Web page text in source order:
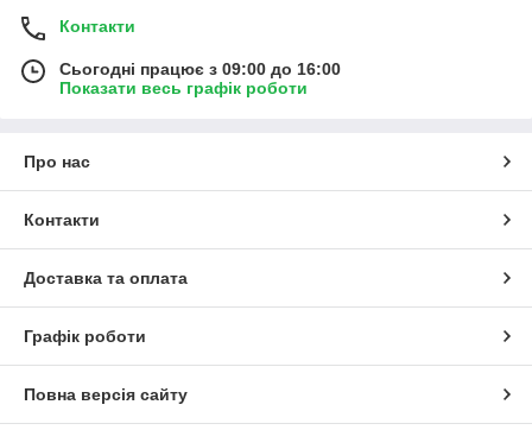
Контакти
Сьогодні працює з 09:00 до 16:00
Показати весь графік роботи
Про нас
Контакти
Доставка та оплата
Графік роботи
Повна версія сайту